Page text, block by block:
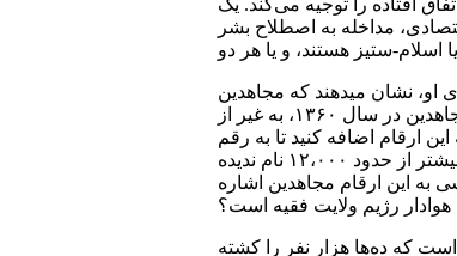
مداخله به اصطلاح بشر
نشان میدهند که مجاهدین
حدود ۶۹ هزار تن از نظامیان ایران را در تجاوز صدام حسین به ایران کشته اند، به گفته رجوی در سال اول فاز نظامی مجاهدین در سال ۱۳۶۰، به غیر از
به این ارقام اضافه کنید تا به رقم
وحشتناکی برسید. در طول همان مدت رژیم حد اکثر حدود ۱۸،۰۰۰ را اعدام کرد، اگر چه نگارنده لیستی از نام قربانیان با بیشتر از حدود ۱۲،۰۰۰ نام ندیده
بود.حال اگر کسی‌ به این ارقام مجاهدین اشاره
هوادار رژیم ولایت فقیه است؟
که ده‌ها هزار نفر را کشته